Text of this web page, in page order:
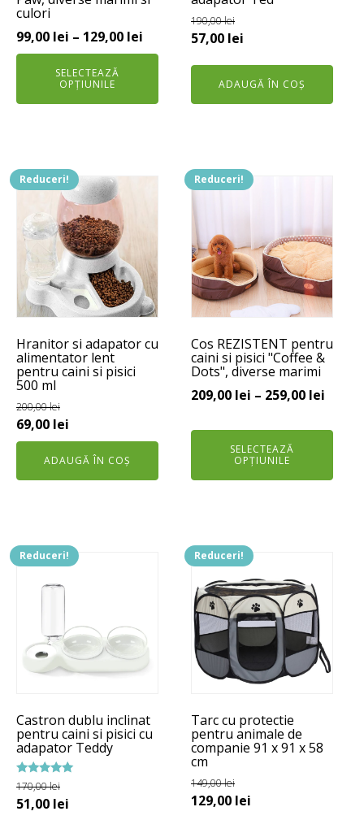
culori
99,00 lei – 129,00 lei Interval
de
SELECTEAZĂ
OPȚIUNILE
în
pagina
produsului.
190,00lei
Prețul
fost:
57,00 lei
este:
ADAUGĂ ÎN COȘ
Reduceri!
Hranitor si adapator cu
alimentator lent
pentru caini si pisici
500 ml
200,00lei
Prețul
inițial
fost:
69,00 lei
curent
este:
69,00 lei.
ADAUGĂ ÎN COȘ
Reduceri!
Cos REZISTENT pentru
caini si pisici "Coffee &
Dots", diverse marimi
209,00 lei – 259,00 lei
până
SELECTEAZĂ
OPȚIUNILE
Acest
are
mai
multe
variații.
Opțiunile
fi
alese
în
produsului.
Reduceri!
Castron dublu inclinat
pentru caini si pisici cu
adapator Teddy
Evaluat la
5.00
din 5
170,00lei
Prețul
51,00 lei
Reduceri!
Tarc cu protectie
pentru animale de
companie 91 x 91 x 58
cm
149,00lei
Prețul
129,00 lei